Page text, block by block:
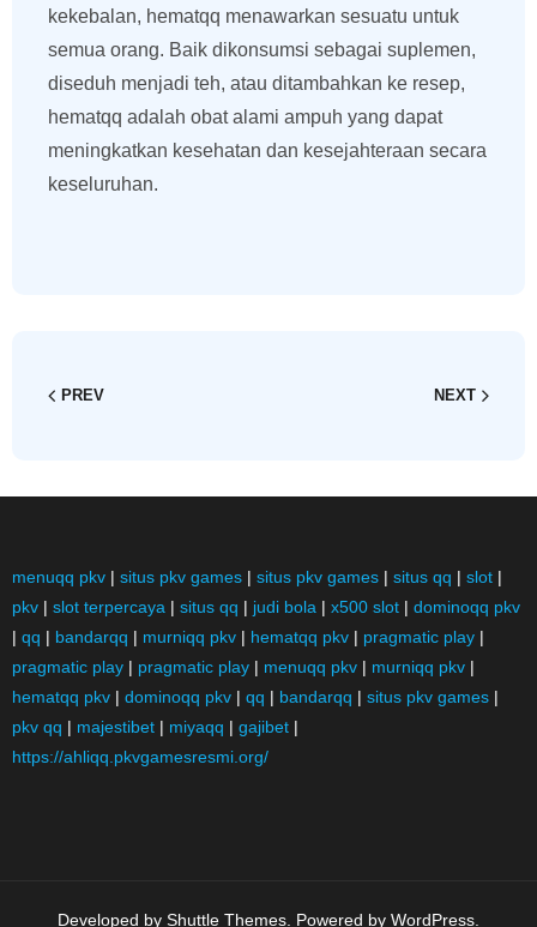
kekebalan, hematqq menawarkan sesuatu untuk
semua orang. Baik dikonsumsi sebagai suplemen,
diseduh menjadi teh, atau ditambahkan ke resep,
hematqq adalah obat alami ampuh yang dapat
meningkatkan kesehatan dan kesejahteraan secara
keseluruhan.
PREV NEXT
menuqq pkv | situs pkv games | situs pkv games | situs qq | slot |
pkv | slot terpercaya | situs qq | judi bola | x500 slot | dominoqq pkv
| qq | bandarqq | murniqq pkv | hematqq pkv | pragmatic play |
pragmatic play | pragmatic play | menuqq pkv | murniqq pkv |
hematqq pkv | dominoqq pkv | qq | bandarqq | situs pkv games |
pkv qq | majestibet | miyaqq | gajibet |
https://ahliqq.pkvgamesresmi.org/
Developed by Shuttle Themes . Powered by WordPress